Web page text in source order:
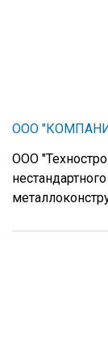
ООО
ООО